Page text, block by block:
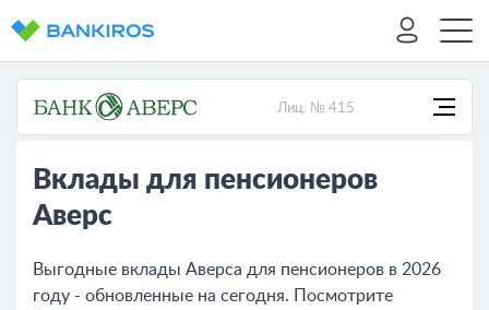
Лиц. № 415
Вклады для пенсионеров
Аверс
Выгодные вклады Аверса для пенсионеров в 2026
году - обновленные на сегодня. Посмотрите